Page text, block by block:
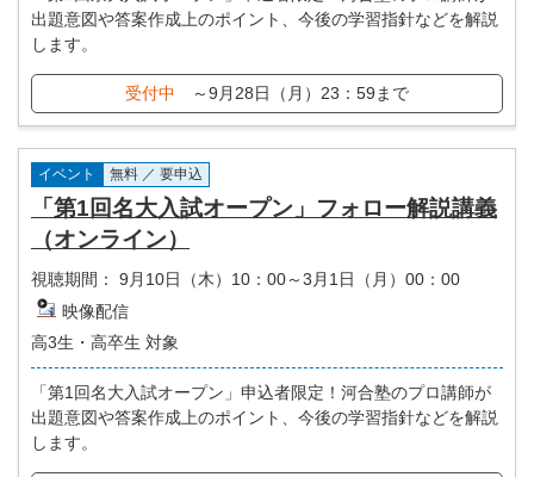
出題意図や答案作成上のポイント、今後の学習指針などを解説
します。
受付中 ～9月28日（月）23：59まで
イベント 無料 ／ 要申込
「第1回名大入試オープン」フォロー解説講義
（オンライン）
視聴期間：
9月10日（木）10：00～3月1日（月）00：00
映像配信
高3生・高卒生 対象
「第1回名大入試オープン」申込者限定！河合塾のプロ講師が
出題意図や答案作成上のポイント、今後の学習指針などを解説
します。